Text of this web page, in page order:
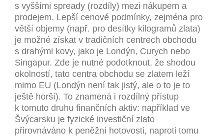
s vyššími spready (rozdíly) mezi nákupem a
prodejem. Lepší cenové podmínky, zejména pro
větší objemy (např. pro desítky kilogramů zlata)
je možné získat v tradičních centrech obchodu
s drahými kovy, jako je Londýn, Curych nebo
Singapur. Zde je nutné podotknout, že shodou
okolností, tato centra obchodu se zlatem leží
mimo EU (Londýn není tak jistý, ale o to je to
ještě horší). To znamená i rozdílný přístup
k tomuto druhu finančních aktiv: například ve
Švýcarsku je fyzické investiční zlato
přirovnáváno k peněžní hotovosti, naproti tomu